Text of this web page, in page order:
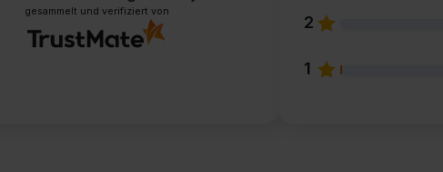
gesammelt und verifiziert von
2
1